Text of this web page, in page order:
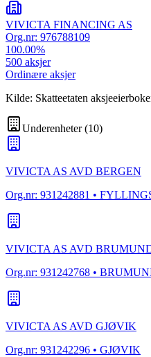
VIVICTA FINANCING AS
Org.nr: 976788109
100.00%
500 aksjer
Ordinære aksjer
Kilde: Skatteetaten
Underenheter(10)
VIVICTA AS AVD BERGEN
Org.nr: 931242881 •
VIVICTA AS AVD
Org.nr: 931242768 •
VIVICTA AS AVD GJØVIK
Org.nr: 931242296 • GJØVIK